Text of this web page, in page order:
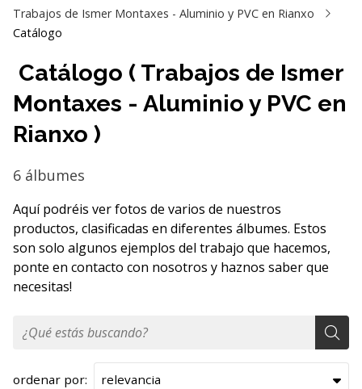
Trabajos de Ismer Montaxes - Aluminio y PVC en Rianxo
Catálogo
Catálogo ( Trabajos de Ismer
Montaxes - Aluminio y PVC en
Rianxo )
6 álbumes
Aquí podréis ver fotos de varios de nuestros
productos, clasificadas en diferentes álbumes. Estos
son solo algunos ejemplos del trabajo que hacemos,
ponte en contacto con nosotros y haznos saber que
necesitas!
ordenar por: